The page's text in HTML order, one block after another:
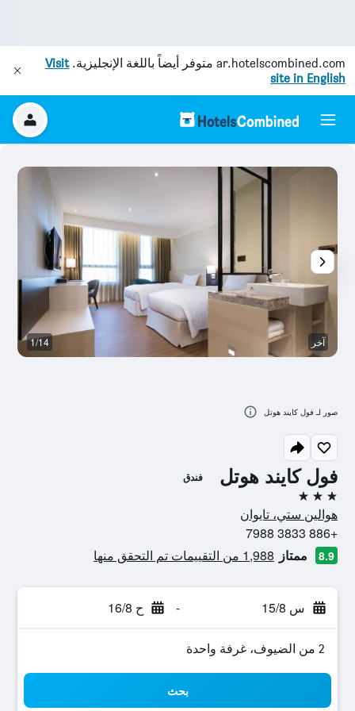
ar.hotelscombined.com متوفر أيضاً باللغة الإنجليزية.Visit
site in English
فول كايند هوتل فندق
3 نجوم
هوالين ستي، تايوان
+886 3833 7988
8.9 ممتاز 1,988 من التقييمات تم التحقق منها
س 15/8 - ح 16/8
2 من الضيوف، غرفة واحدة
بحث
آخر 1/14
صور لـ فول كايند هوتل